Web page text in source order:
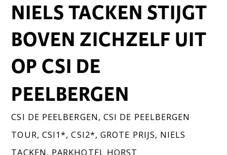
NIELS TACKEN STIJGT
BOVEN ZICHZELF UIT
OP CSI DE
PEELBERGEN
CSI DE PEELBERGEN, CSI DE PEELBERGEN
TOUR, CSI1*,CSI2*,GROTE PRIJS, NIELS
TACKEN, PARKHOTEL HORST